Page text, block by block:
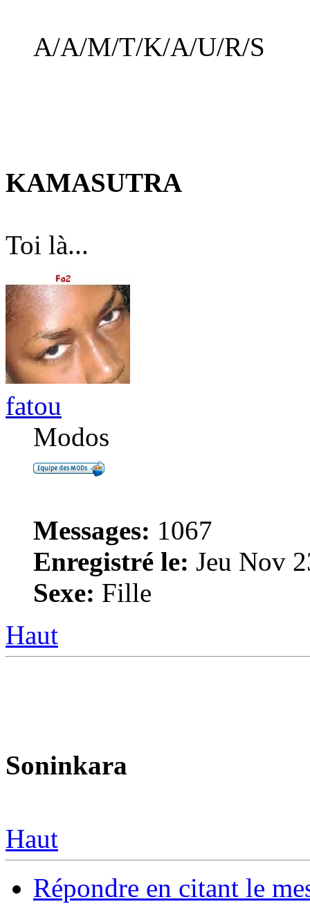
A/A/M/T/K/A/U/R/S
KAMASUTRA
Toi là...
fatou
Modos
Messages: 1067
Enregistré le: Jeu Nov
Sexe: Fille
Haut
Soninkara
Haut
Répondre en citant le